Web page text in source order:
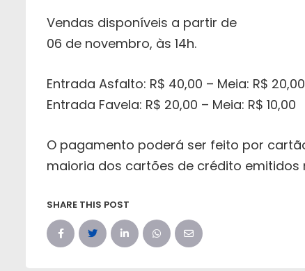
Vendas disponíveis a partir de
06 de novembro, às 14h.
Entrada Asfalto: R$ 40,00 – Meia: R$ 20,00
Entrada Favela: R$ 20,00 – Meia: R$ 10,00
O pagamento poderá ser feito por
maioria dos cartões de crédito emitidos
SHARE THIS POST